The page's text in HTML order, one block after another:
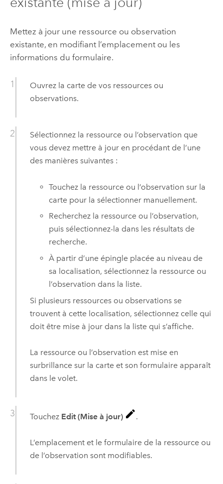
Mettez à jour une ressource ou observation
existante, en modifiant l’emplacement ou les
informations du formulaire.
Ouvrez la carte de vos ressources ou
observations.
Sélectionnez la ressource ou l’observation que
vous devez mettre à jour en procédant de l’une
des manières suivantes :
Touchez la ressource ou l’observation sur la
carte pour la sélectionner manuellement.
Recherchez la ressource ou l’observation,
puis sélectionnez-la dans les résultats de
recherche.
À partir d’une épingle placée au niveau de
sa localisation, sélectionnez la ressource ou
l’observation dans la liste.
Si plusieurs ressources ou observations se
trouvent à cette localisation, sélectionnez celle qui
doit être mise à jour dans la liste qui s’affiche.
La ressource ou l’observation est mise en
surbrillance sur la carte et son formulaire apparaît
dans le volet.
Touchez Edit (Mise à jour) .
L’emplacement et le formulaire de la ressource ou
de l’observation sont modifiables.